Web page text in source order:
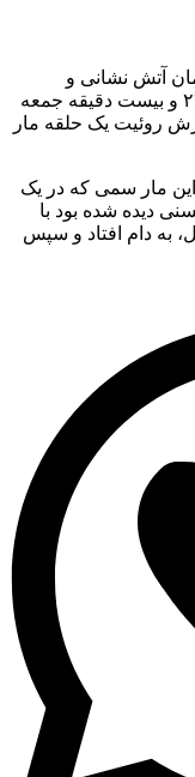
نشانی و
ایمنی شهرداری دزفول در ساعت ۲۲ و بیست دقیقه جمعه
گزارش روئیت یک حلقه مار
سمی که در یک
دیده شده بود با
شماره ۱ در محل، به دام افتاد و سپس